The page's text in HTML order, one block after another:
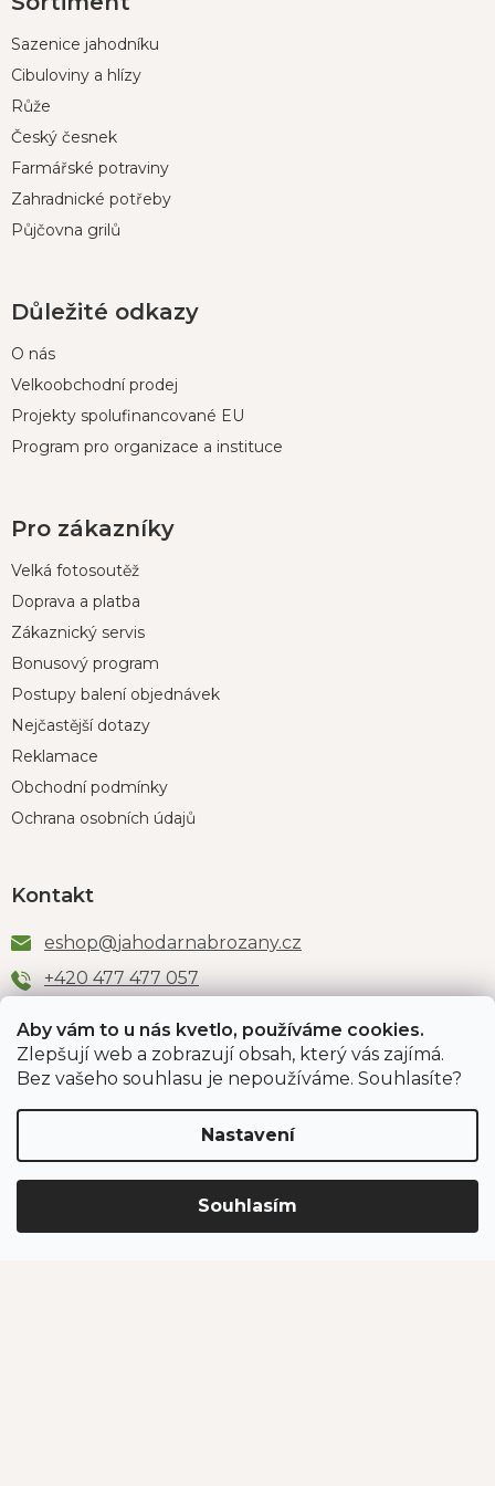
Aby vám to u nás kvetlo, používáme cookies.
Zlepšují web a zobrazují obsah, který vás zajímá.
Bez vašeho souhlasu je nepoužíváme. Souhlasíte?
Nastavení
Souhlasím
aSazenice jahodníku
Cibuloviny a hlízy
Růže
Český česnek
Farmářské potraviny
Zahradnické potřeby
Půjčovna grilů
Důležité odkazy
O nás
Velkoobchodní prodej
Projekty spolufinancované EU
Program pro organizace a instituce
Pro zákazníky
Velká fotosoutěž
Doprava a platba
Zákaznický servis
Bonusový program
Postupy balení objednávek
Nejčastější dotazy
Reklamace
Obchodní podmínky
Ochrana osobních údajů
Kontakt
eshop@jahodarnabrozany.cz
+420 477 477 057
Odběr newsletteru
PŘIHLÁSIT SE